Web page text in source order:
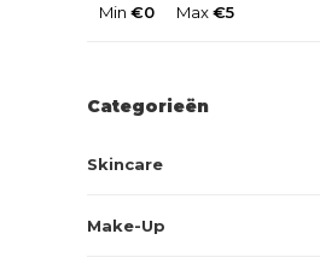
Min €0 Max€5
Categorieën
Skincare
Make-Up